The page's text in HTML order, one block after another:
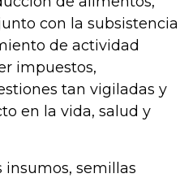
con la subsistencia
de actividad
impuestos,
tan vigiladas y
en la vida, salud y
semillas